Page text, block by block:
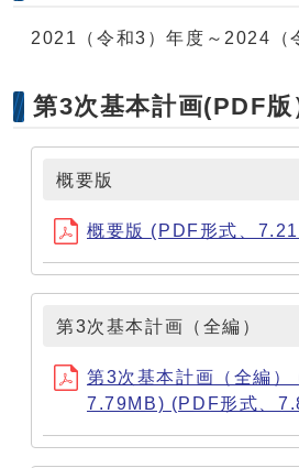
2021（令和3）年度～2024（
第3次基本計画(PDF版
概要版
概要版 (PDF形式、
第3次基本計画（全編）
第3次基本計画（全編）
7.79MB) (PDF形式、